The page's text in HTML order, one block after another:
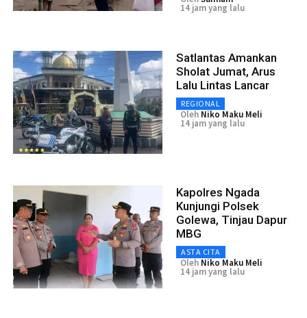
14 jam yang lalu
Satlantas Amankan
Sholat Jumat, Arus
Lalu Lintas Lancar
REGIONAL
Oleh Niko Maku Meli
14 jam yang lalu
Kapolres Ngada
Kunjungi Polsek
Golewa, Tinjau Dapur
MBG
ASTA CITA
Oleh Niko Maku Meli
14 jam yang lalu